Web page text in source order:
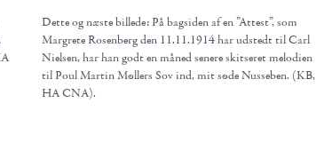
Dette og næste billede: På bagsiden af en ”Attest”, som
Margrete Rosenberg den 11.11.1914 har udstedt til Carl
Nielsen, har han godt en måned senere skitseret melodien
til Poul Martin Møllers Sov ind, mit søde Nusseben. (KB,
HA CNA).